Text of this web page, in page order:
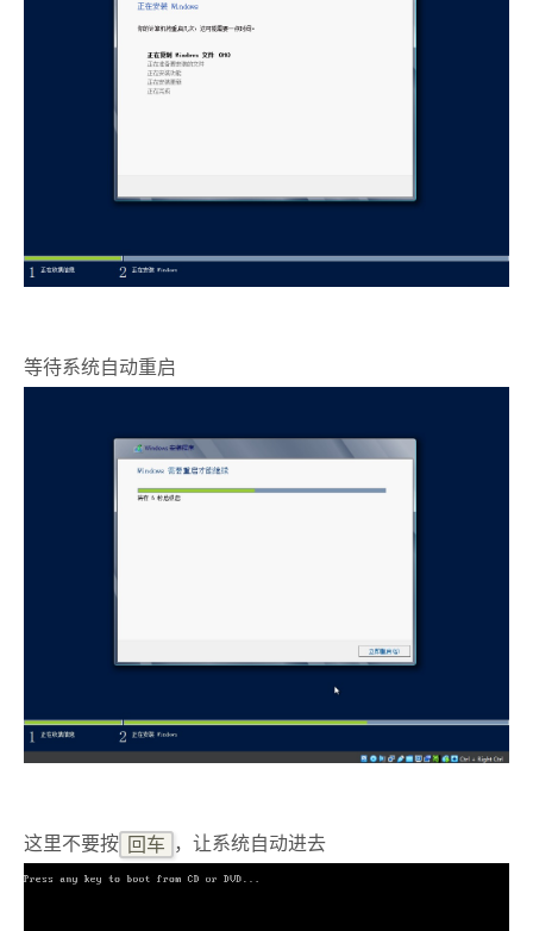
等待系统自动重启
这里不要按 回车 ，让系统自动进去